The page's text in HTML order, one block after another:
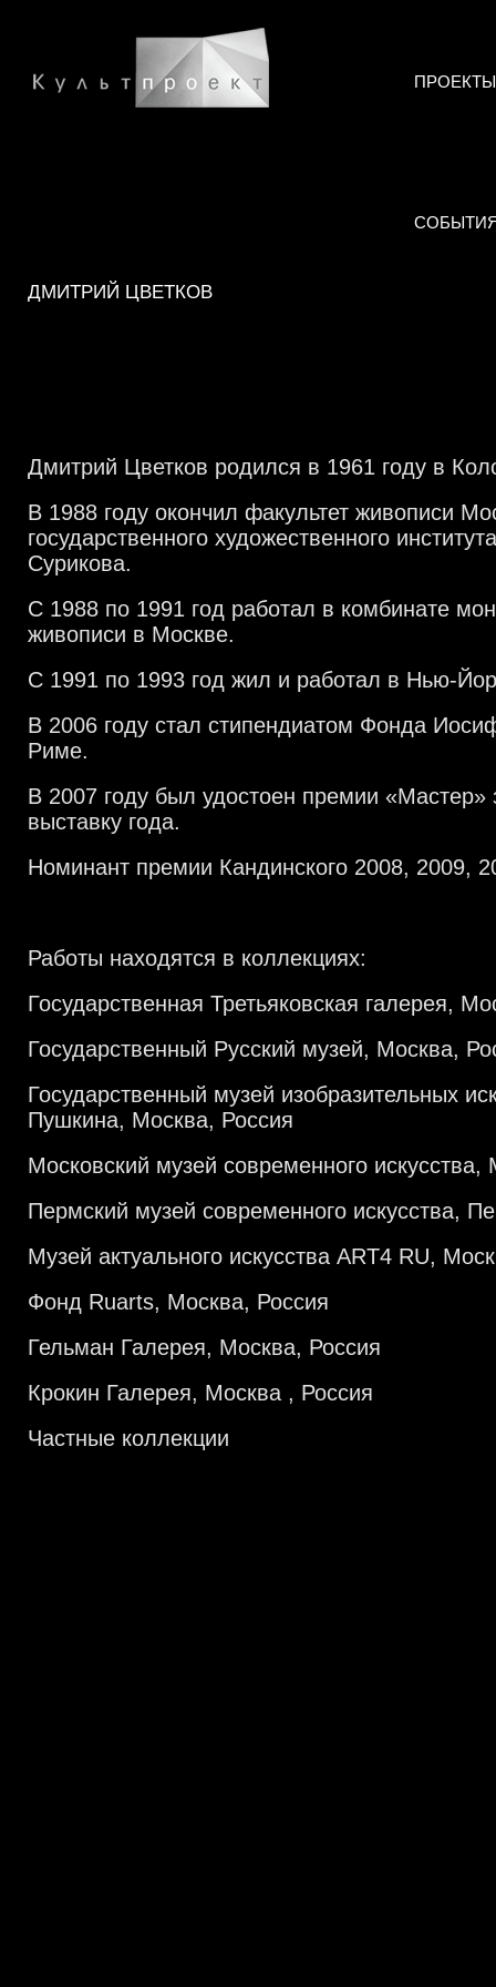
ПРОЕКТЫ
ДМИТРИЙ ЦВЕТКОВ
Дмитрий Цветков родился в 1961 году в
В 1988 году окончил факультет живописи
государственного художественного
Сурикова.
С 1988 по 1991 год работал в комбинате
живописи в Москве.
С 1991 по 1993 год жил и работал в Нью-
В 2006 году стал стипендиатом Фонда
Риме.
В 2007 году был удостоен премии
выставку года.
Номинант премии Кандинского 2008, 2009,
Работы находятся в коллекциях:
Государственная Третьяковская галерея,
Государственный Русский музей, Москва,
Государственный музей изобразительных
Пушкина, Москва, Россия
Московский музей современного искусства,
Пермский музей современного искусства,
Музей актуального искусства ART4 RU,
Фонд Ruarts, Москва, Россия
Гельман Галерея, Москва, Россия
Крокин Галерея, Москва , Россия
Частные коллекции